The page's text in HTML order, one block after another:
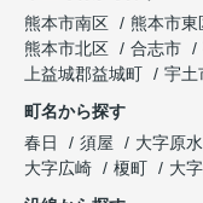
熊本市南区
熊本市東
熊本市北区
合志市
上益城郡益城町
宇土
町名から探す
春日
須屋 大字原水
大字広崎
榎町
大